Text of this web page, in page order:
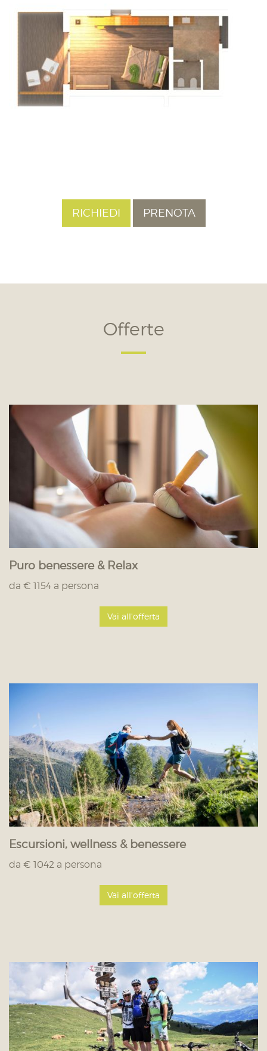
RICHIEDI PRENOTA
Offerte
Puro benessere & Relax
da € 1154 a persona
Vai all'offerta
Escursioni, wellness & benessere
da € 1042 a persona
Vai all'offerta